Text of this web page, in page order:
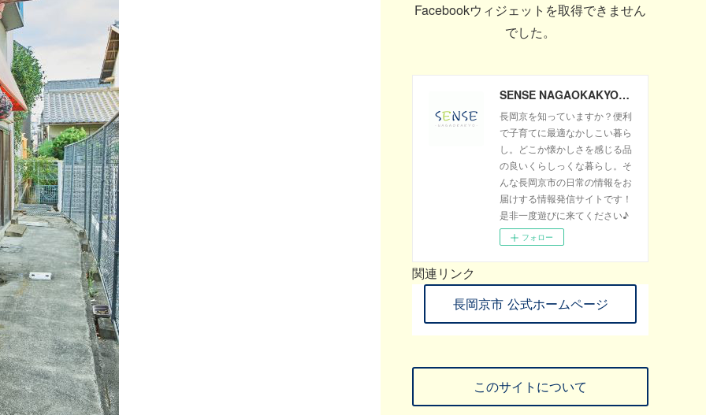
Facebookウィジェットを取得できません
でした。
SENSE NAGAOKAKYO ～長岡京市のサブサイト～
長岡京を知っていますか？便利
で子育てに最適なかしこい暮ら
し。どこか懐かしさを感じる品
の良いくらしっくな暮らし。そ
んな長岡京市の日常の情報をお
届けする情報発信サイトです！
是非一度遊びに来てください♪
フォロー
関連リンク
長岡京市 公式ホームページ
このサイトについて